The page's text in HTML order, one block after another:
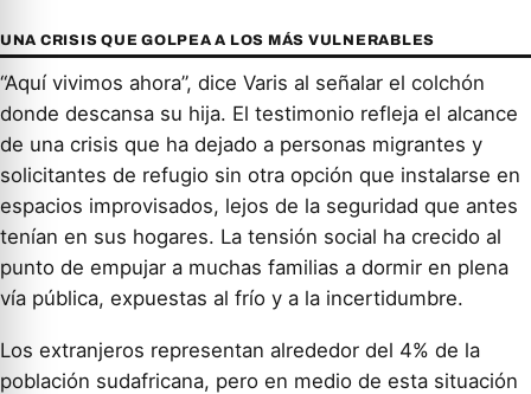
UNA CRISIS QUE GOLPEA A LOS MÁS VULNERABLES
“Aquí vivimos ahora”, dice Varis al señalar el colchón
donde descansa su hija. El testimonio refleja el alcance
de una crisis que ha dejado a personas migrantes y
solicitantes de refugio sin otra opción que instalarse en
espacios improvisados, lejos de la seguridad que antes
tenían en sus hogares. La tensión social ha crecido al
punto de empujar a muchas familias a dormir en plena
vía pública, expuestas al frío y a la incertidumbre.
Los extranjeros representan alrededor del 4% de la
población sudafricana, pero en medio de esta situación